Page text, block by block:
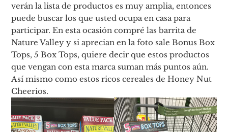
verán la lista de productos es muy amplia, entonces
puede buscar los que usted ocupa en casa para
participar. En esta ocasión compré las barrita de
Nature Valley y si aprecian en la foto sale Bonus Box
Tops, 5 Box Tops, quiere decir que estos productos
que vengan con esta marca suman más puntos aún.
Así mismo como estos ricos cereales de Honey Nut
Cheerios.